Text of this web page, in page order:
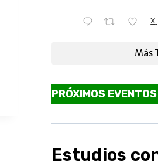
X
Más
PRÓXIMOS EVENTOS
Estudios